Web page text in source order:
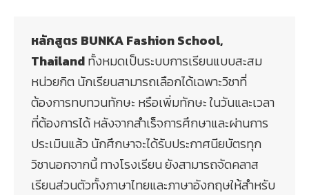
หลักสูตร BUNKA Fashion School,
Thailandทั้งหมดเป็นระบบการเรียนแบบสะสม
หน่วยกิต นักเรียนสามารถเลือกได้เฉพาะวิชาที่
ต้องการทบทวนทักษะ หรือเพิ่มทักษะ ในวันและเวลา
ที่ต้องการได้ หลังจากสำเร็จการศึกษาและผ่านการ
ประเมินแล้ว นักศึกษาจะได้รับประกาศนียบัตรทุก
วิชานอกจากนี้ ทางโรงเรียน ยังสามารถจัดคลาส
เรียนส่วนตัวทั้งภาษาไทยและภาษาอังกฤษให้สำหรับ